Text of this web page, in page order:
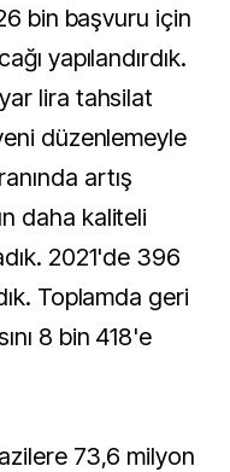
bin başvuru için
yapılandırdık.
lira tahsilat
düzenlemeyle
artış
daha kaliteli
2021'de 396
Toplamda geri
8 bin 418'e
73,6 milyon